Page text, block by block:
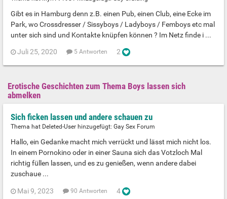
Gibt es in Hamburg denn z.B. einen Pub, einen Club, eine Ecke im
Park, wo Crossdresser / Sissyboys / Ladyboys / Femboys etc mal
unter sich sind und Kontakte knüpfen können ? Im Netz finde i ...
Juli 25, 2020 5 Antworten 2
Erotische Geschichten zum Thema Boys lassen sich
abmelken
Sich ficken lassen und andere schauen zu
Thema hat Deleted-User hinzugefügt: Gay Sex Forum
Hallo, ein Gedanke macht mich verrückt und lässt mich nicht los.
In einem Pornokino oder in einer Sauna sich das Votzloch Mal
richtig füllen lassen, und es zu genießen, wenn andere dabei
zuschaue ...
Mai 9, 2023 90 Antworten 4